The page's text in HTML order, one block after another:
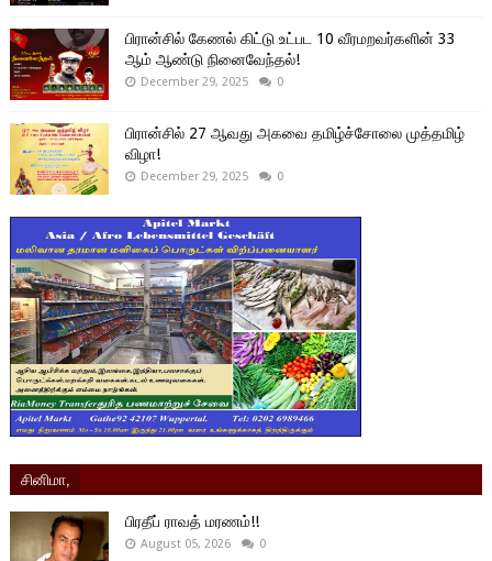
பிரான்சில் கேணல் கிட்டு உட்பட 10 வீரமறவர்களின் 33
ஆம் ஆண்டு நினைவேந்தல்!
December 29, 2025 0
பிரான்சில் 27 ஆவது அகவை தமிழ்ச்சோலை முத்தமிழ்
விழா!
December 29, 2025 0
சினிமா,
பிரதீப் ராவத் மரணம்!!
August 05, 2026 0